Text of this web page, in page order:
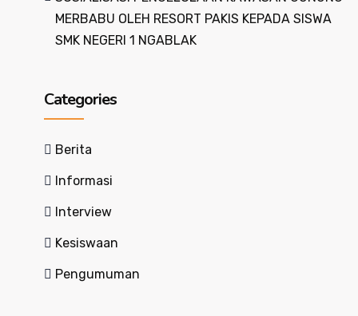
MERBABU OLEH RESORT PAKIS KEPADA SISWA
SMK NEGERI 1 NGABLAK
Categories
Berita
Informasi
Interview
Kesiswaan
Pengumuman